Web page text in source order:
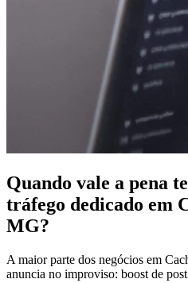
Quando vale a pena
tráfego dedicado em
MG?
A maior parte dos negócios em
anuncia no improviso: boost de